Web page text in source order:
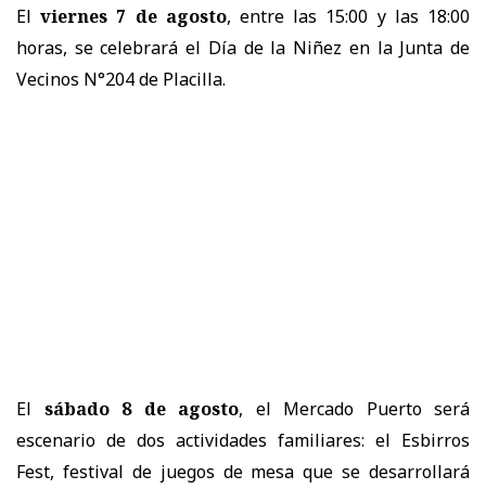
El viernes 7 de agosto, entre las 15:00 y las 18:00
horas, se celebrará el Día de la Niñez en la Junta de
Vecinos N°204 de Placilla.
El sábado 8 de agosto, el Mercado Puerto será
escenario de dos actividades familiares: el Esbirros
Fest, festival de juegos de mesa que se desarrollará